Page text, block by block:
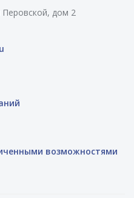
Перовской, дом 2
возможностями